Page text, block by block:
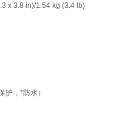
x 3.8 in)/1.54 kg (3.4 lb)
护，*防水）